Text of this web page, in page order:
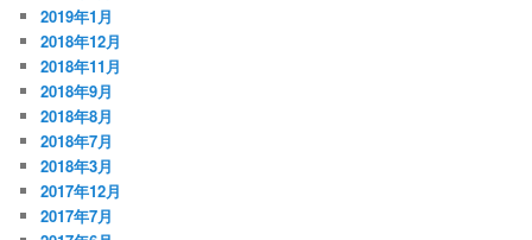
2019年1月
2018年12月
2018年11月
2018年9月
2018年8月
2018年7月
2018年3月
2017年12月
2017年7月